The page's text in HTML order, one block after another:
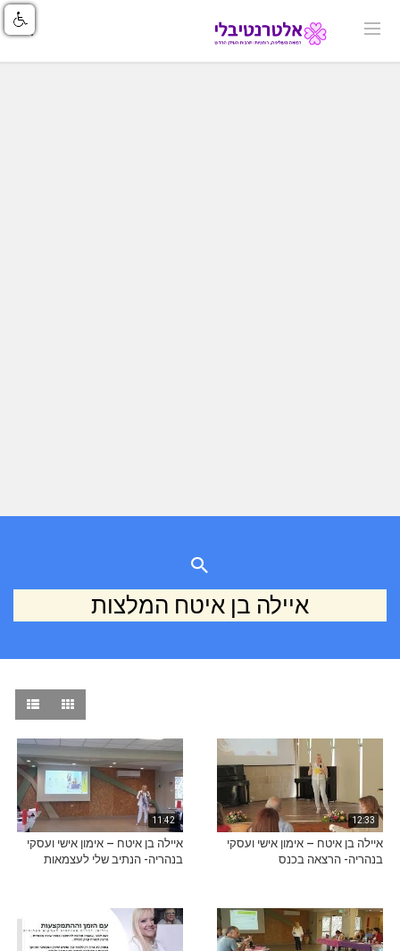
איילה בן איטח המלצות
12:33
איילה בן איטח – אימון אישי ועסקי
בנהריה- הרצאה בכנס
11:42
איילה בן איטח – אימון אישי ועסקי
בנהריה- הנתיב שלי לעצמאות